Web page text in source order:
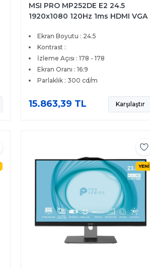
MSI PRO MP252DE E2 24.5
1920x1080 120Hz 1ms HDMI VGA
Ekran Boyutu : 24.5
Kontrast :
İzleme Açısı : 178 - 178
Ekran Oranı : 16:9
Parlaklık : 300 cd/m
15.863,39 TL Karşılaştır
YENİ